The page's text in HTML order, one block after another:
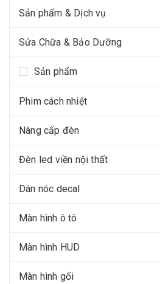
Sản phẩm & Dịch vụ
Sửa Chữa & Bảo Dưỡng
Sản phẩm
Phim cách nhiệt
Nâng cấp đèn
Đèn led viền nội thất
Dán nóc decal
Màn hình ô tô
Màn hình HUD
Màn hình gối